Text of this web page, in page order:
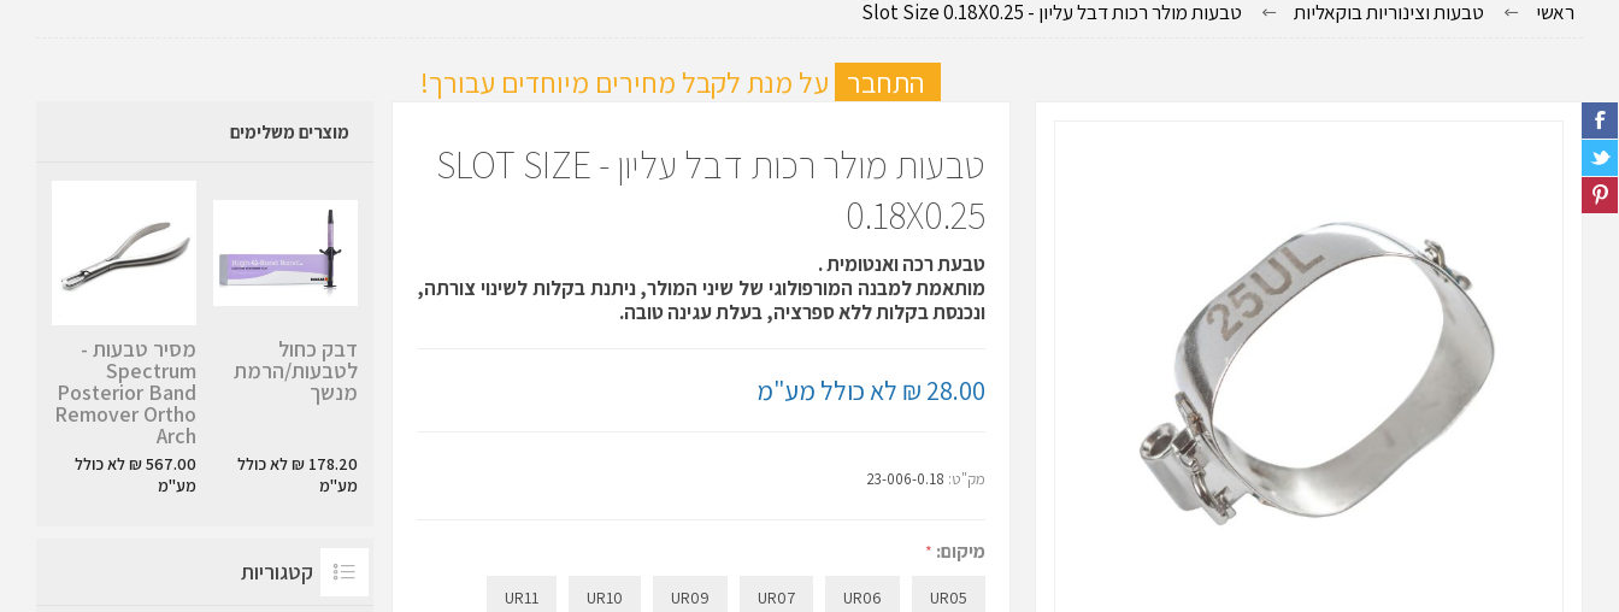
ראשי טבעות וצינוריות בוקאליות טבעות מולר רכות דבל עליון - Slot Size 0.18X0.25
התחבר על מנת לקבל מחירים מיוחדים עבורך!
טבעות מולר רכות דבל עליון - SLOT SIZE
0.18X0.25
טבעת רכה ואנטומית .
מותאמת למבנה המורפולוגי של שיני המולר, ניתנת בקלות לשינוי צורתה,
ונכנסת בקלות ללא ספרציה, בעלת עגינה טובה.
28.00 ₪ לא כולל מע"מ
מק"ט: 23-006-0.18
מיקום: *
UR05
UR06
UR07
UR09
UR10
UR11
מוצרים משלימים
דבק כחול
לטבעות/הרמת
מנשך
178.20 ₪ לא כולל
מע"מ
מסיר טבעות -
Spectrum
Posterior Band
Remover Ortho
Arch
567.00 ₪ לא כולל
מע"מ
קטגוריות